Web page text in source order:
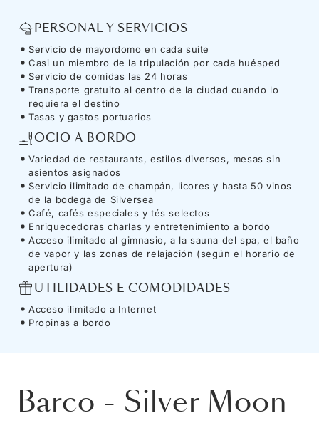
PERSONAL Y SERVICIOS
Servicio de mayordomo en cada suite
Casi un miembro de la tripulación por cada huésped
Servicio de comidas las 24 horas
Transporte gratuito al centro de la ciudad cuando lo
requiera el destino
Tasas y gastos portuarios
OCIO A BORDO
Variedad de restaurants, estilos diversos, mesas sin
asientos asignados
Servicio ilimitado de champán, licores y hasta 50 vinos
de la bodega de Silversea
Café, cafés especiales y tés selectos
Enriquecedoras charlas y entretenimiento a bordo
Acceso ilimitado al gimnasio, a la sauna del spa, el baño
de vapor y las zonas de relajación (según el horario de
apertura)
UTILIDADES E COMODIDADES
Acceso ilimitado a Internet
Propinas a bordo
Barco - Silver Moon